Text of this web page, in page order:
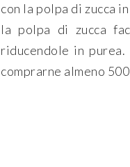
con la polpa di zucca
la polpa di zucca
riducendole in
comprarne almeno